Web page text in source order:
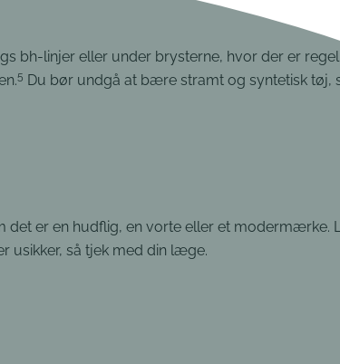
bh-linjer eller under brysterne, hvor der er
5 Du bør undgå at bære stramt og syntetisk tøj,
er en hudflig, en vorte eller et modermærke.
usikker, så tjek med din læge.